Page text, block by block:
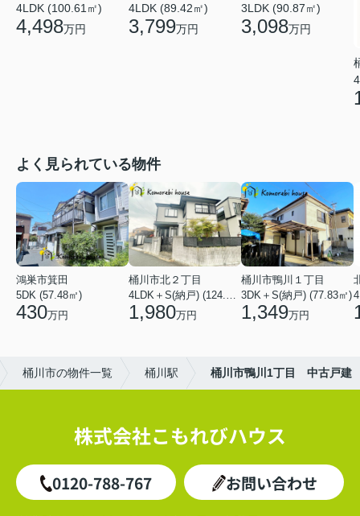
4LDK (100.61㎡)
4,498万円
4LDK (89.42㎡)
3,799万円
3LDK (90.87㎡)
3,098万円
よく見られている物件
鴻巣市箕田
5DK (57.48㎡)
430万円
桶川市北２丁目
4LDK＋S(納戸) (124.84㎡)
1,980万円
桶川市鴨川１丁目
3DK＋S(納戸) (77.83㎡)
1,349万円
桶川市の物件一覧 桶川駅 桶川市鴨川1丁目 中古戸建
株式会社こもれびハウス
0120-788-767 お問い合わせ